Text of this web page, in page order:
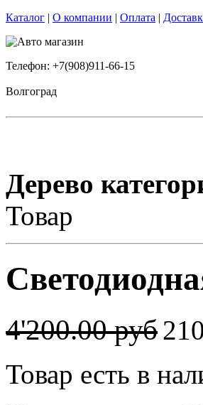
Каталог | О компании | Оплата |
Телефон: +7(908)911-66-15
Волгоград
Дерево
Товар
4'200.00 руб
Товар есть в